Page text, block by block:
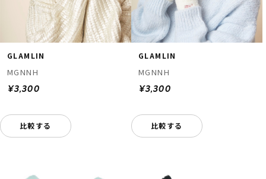
GLAMLIN
MGNNH
¥3,300
比較する
GLAMLIN
MGNNH
¥3,300
比較する